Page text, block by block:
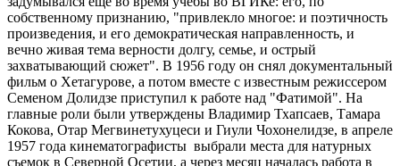
собственному признанию, "привлекло многое: и поэтичность
произведения, и его демократическая направленность, и
вечно живая тема верности долгу, семье, и острый
захватывающий сюжет". В 1956 году он снял документальный
фильм о Хетагурове, а потом вместе с известным режиссером
Семеном Долидзе приступил к работе над "Фатимой". На
главные роли были утверждены Владимир Тхапсаев, Тамара
Кокова, Отар Мегвинетухуцеси и Гиули Чохонелидзе, в апреле
1957 года кинематографисты выбрали места для натурных
съемок в Северной Осетии, а через месяц началась работа в